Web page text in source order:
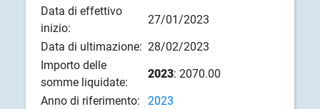
Data di effettivo
inizio:
27/01/2023
Data di ultimazione: 28/02/2023
Importo delle
somme liquidate:
2023: 2070.00
Anno di riferimento:
2023